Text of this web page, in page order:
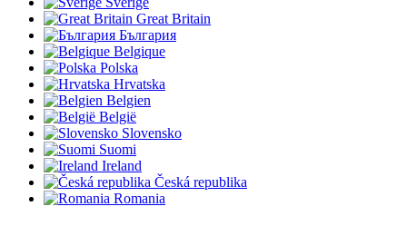
Great Britain
България
Belgique
Polska
Hrvatska
Belgien
België
Slovensko
Suomi
Ireland
Česká republika
Romania